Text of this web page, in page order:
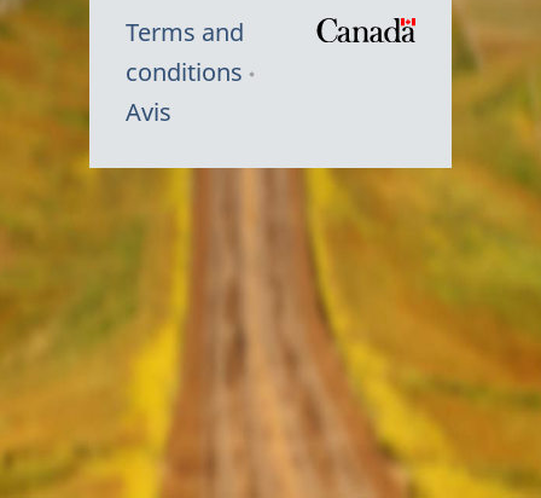
Terms and
conditions
Avis
Symbole
Canada